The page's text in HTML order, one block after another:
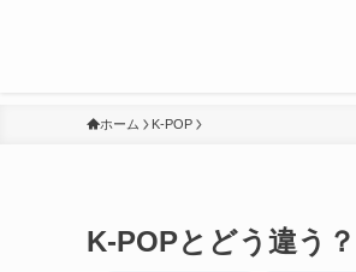
ホーム K-POP
K-POPとどう違う